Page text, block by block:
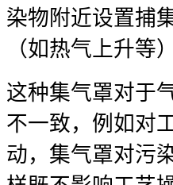
染物附近设置捕
（如热气上升等
这种集气罩对于
不一致，例如对
动，集气罩对污